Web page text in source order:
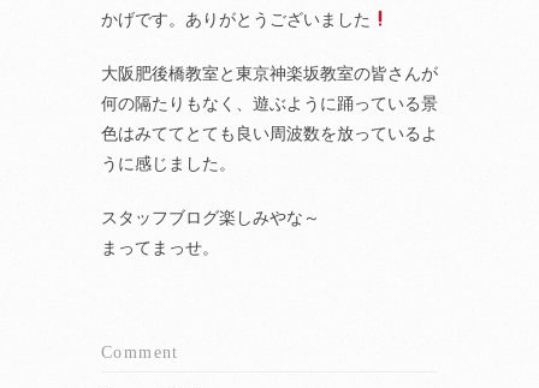
かげです。ありがとうございました
大阪肥後橋教室と東京神楽坂教室の皆さんが
何の隔たりもなく、遊ぶように踊っている景
色はみててとても良い周波数を放っているよ
うに感じました。
スタッフブログ楽しみやな～
まってまっせ。
Comment